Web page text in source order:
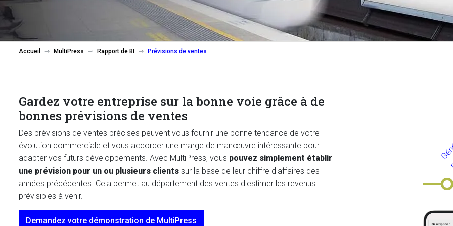
Accueil MultiPress Rapport de BI Prévisions de ventes
Gardez votre entreprise sur la bonne voie grâce à de
bonnes prévisions de ventes
Des prévisions de ventes précises peuvent vous fournir une bonne tendance de votre
évolution commerciale et vous accorder une marge de manœuvre intéressante pour
adapter vos futurs développements. Avec MultiPress, vous pouvez simplement établir
une prévision pour un ou plusieurs clients sur la base de leur chiffre d'affaires des
années précédentes. Cela permet au département des ventes d'estimer les revenus
prévisibles à venir.
Demandez votre démonstration de MultiPress